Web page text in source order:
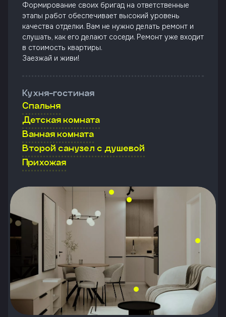
Формирование своих бригад на ответственные
этапы работ обеспечивает высокий уровень
качества отделки. Вам не нужно делать ремонт и
слушать, как его делают соседи. Ремонт уже входит
в стоимость квартиры.
Заезжай и живи!
Кухня-гостиная
Спальня
Детская комната
Ванная комната
Второй санузел с душевой
Прихожая